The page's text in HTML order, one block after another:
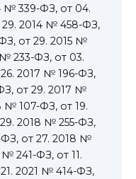
№ 339-ФЗ, от 04.
2014 № 458-ФЗ,
от 29. 2015 №
№ 233-ФЗ, от 03.
2017 № 196-ФЗ,
от 29. 2017 №
№ 107-ФЗ, от 19.
2018 № 255-ФЗ,
от 27. 2018 №
241-ФЗ, от 11.
2021 № 414-ФЗ,